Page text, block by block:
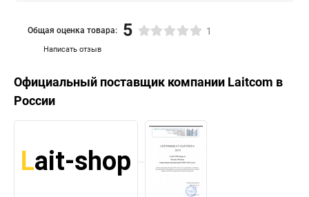
Написать отзыв
Общая оценка товара: 5 1
Официальный поставщик компании Laitcom в
России